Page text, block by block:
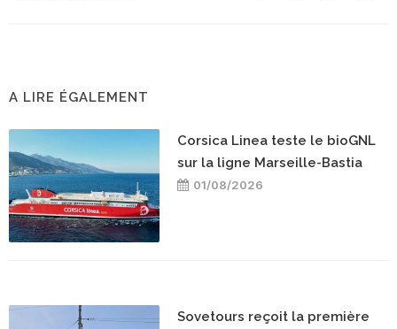
A LIRE ÉGALEMENT
Corsica Linea teste le bioGNL
sur la ligne Marseille-Bastia
01/08/2026
Sovetours reçoit la première